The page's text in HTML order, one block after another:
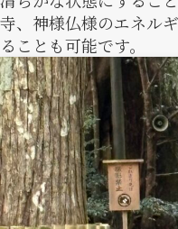
寺、神様仏様のエネル
ることも可能です。